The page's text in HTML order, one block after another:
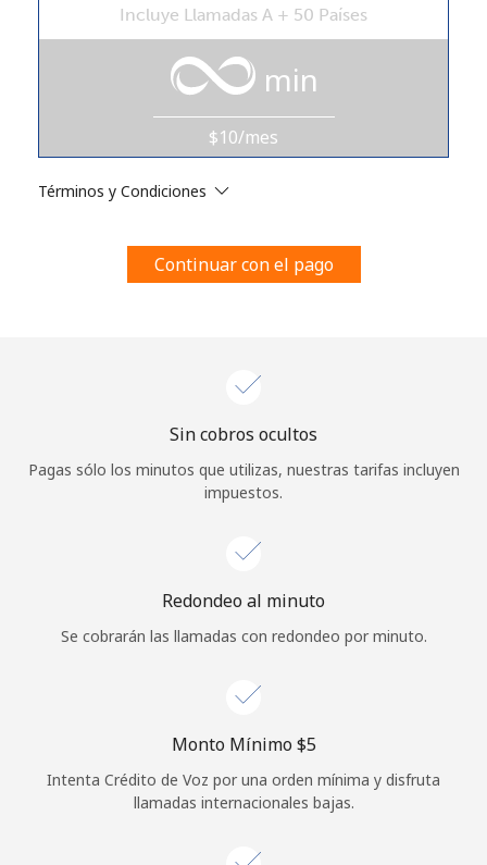
estosTérminos y condiciones.
Únete
¡Hola!
Inicia sesión oREGÍSTRATE →
¿Olvidaste tu contraseña? →
Continuar con
Incluye Llamadas A + 50 Países
min
$10/mes
Términos y Condiciones
Continuar con el pago
Sin cobros ocultos
Pagas sólo los minutos que utilizas, nuestras tarifas incluyen
impuestos.
Redondeo al minuto
Se cobrarán las llamadas con redondeo por minuto.
Monto Mínimo ⁦$5⁩
Intenta Crédito de Voz por una orden mínima y disfruta
llamadas internacionales bajas.